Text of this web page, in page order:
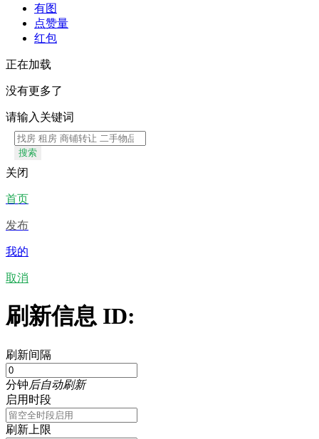
有图
点赞量
红包
正在加载
没有更多了
请输入关键词
搜索
关闭
首页
发布
我的
取消
刷新信息 ID:
刷新间隔
分钟后自动刷新
启用时段
刷新上限